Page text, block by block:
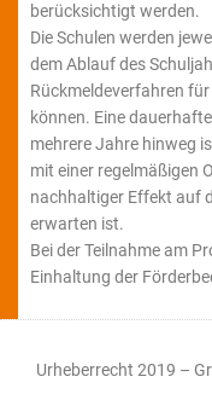
berücksichtigt werden.
Die Schulen werden
dem Ablauf des
Rückmeldeverfahren
können. Eine
mehrere Jahre hinweg
mit einer regelmäßigen
nachhaltiger Effekt auf
erwarten ist.
Bei der Teilnahme am
Einhaltung der
Urheberrecht 2019 –